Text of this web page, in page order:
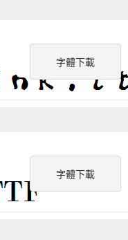
字體下載
字體下載